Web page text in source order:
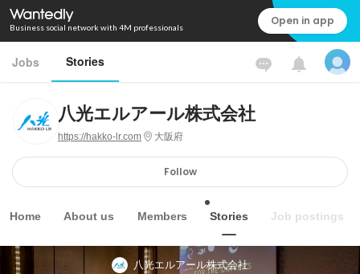
Business social network with 4M professionals Open in app
Jobs Stories
八光エルアール株式会社
https://hakko-lr.com 大阪府
Follow
Home About us Members Stories Job postings
八光エルアール株式会社